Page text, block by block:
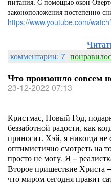
законоположения постепенно
https://www.youtube.com/
комментарии: 7
Что произошло совсем
23-12-2022 07:13
Кристмас, Новый Год,
беззаботной радости, как
приносит. Хэй, я никогда не
оптимистично смотреть на
просто не могу. Я –
Второе пришествие Христа
что миром сегодня правит